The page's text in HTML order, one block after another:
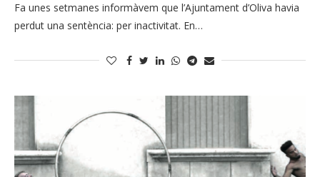
Fa unes setmanes informàvem que l’Ajuntament d’Oliva havia
perdut una sentència: per inactivitat. En…